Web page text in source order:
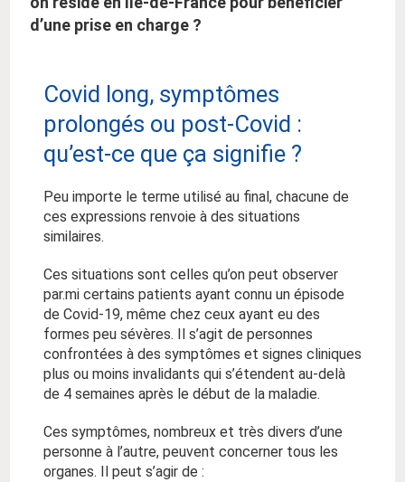
d’une prise en charge ?
Covid long, symptômes
prolongés ou post-Covid :
qu’est-ce que ça signifie ?
Peu importe le terme utilisé au final, chacune de
ces expressions renvoie à des situations
similaires.
Ces situations sont celles qu’on peut observer
par.mi certains patients ayant connu un épisode
de Covid-19, même chez ceux ayant eu des
formes peu sévères. Il s’agit de personnes
confrontées à des symptômes et signes cliniques
plus ou moins invalidants qui s’étendent au-delà
de 4 semaines après le début de la maladie.
Ces symptômes, nombreux et très divers d’une
personne à l’autre, peuvent concerner tous les
organes. Il peut s’agir de :